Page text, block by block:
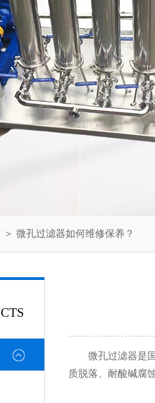
＞ 微孔过滤器如何维修保养？
微孔过滤器是国
质脱落、耐酸碱腐